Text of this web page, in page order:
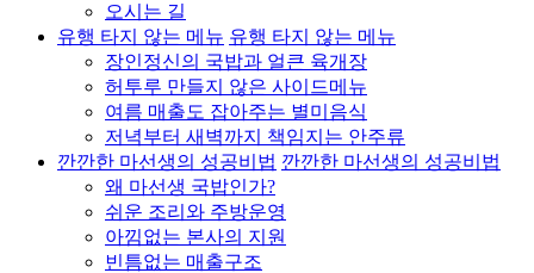
오시는 길
유행 타지 않는 메뉴 유행 타지 않는 메뉴
장인정신의 국밥과 얼큰 육개장
허투루 만들지 않은 사이드메뉴
여름 매출도 잡아주는 별미음식
저녁부터 새벽까지 책임지는 안주류
깐깐한 마선생의 성공비법 깐깐한 마선생의 성공비법
왜 마선생 국밥인가?
쉬운 조리와 주방운영
아낌없는 본사의 지원
빈틈없는 매출구조